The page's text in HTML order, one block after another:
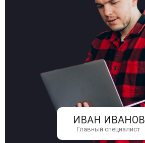
ИВАН ИВАНОВ
Главный специалист